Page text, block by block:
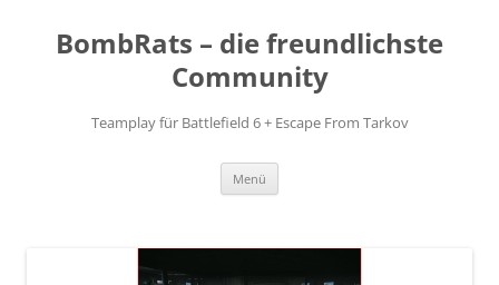
springen
BombRats – die freundlichste
Community
Teamplay für Battlefield 6 + Escape From Tarkov
Menü